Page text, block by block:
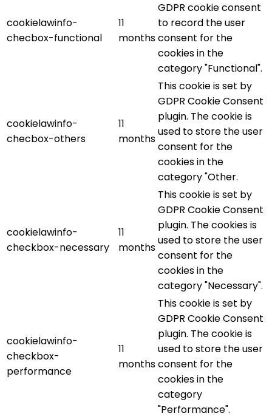
cookielawinfo-
checbox-functional
11
months
GDPR cookie consent
to record the user
consent for the
cookies in the
category "Functional".
cookielawinfo-
checbox-others
11
months
This cookie is set by
GDPR Cookie Consent
plugin. The cookie is
used to store the user
consent for the
cookies in the
category "Other.
cookielawinfo-
checkbox-necessary
11
months
This cookie is set by
GDPR Cookie Consent
plugin. The cookies is
used to store the user
consent for the
cookies in the
category "Necessary".
cookielawinfo-
checkbox-
performance
11
months
This cookie is set by
GDPR Cookie Consent
plugin. The cookie is
used to store the user
consent for the
cookies in the
category
"Performance".